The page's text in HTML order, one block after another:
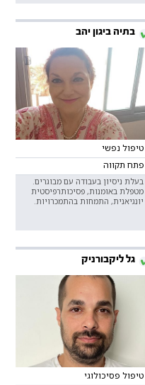
בתיה ביגון יהב
טיפול נפשי
פתח תקווה
בעלת ניסיון בעבודה עם מבוגרים.
מטפלת באומנות, פסיכותרפיסטית
יונגיאנית, התמחות בהתמכרויות.
גל ליקבורניק
טיפול פסיכולוגי